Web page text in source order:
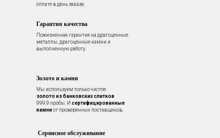
оплате в день заказа.
Мы используем только чистое
золото из банковских слитков
999.9 пробы. И сертифицированные
камниот проверенных поставщиков.
Золото и камни
Гарантия качества
Пожизненная гарантия на драгоценные
металлы, драгоценные камни и
выполненную работу.
Сервисное обслуживание